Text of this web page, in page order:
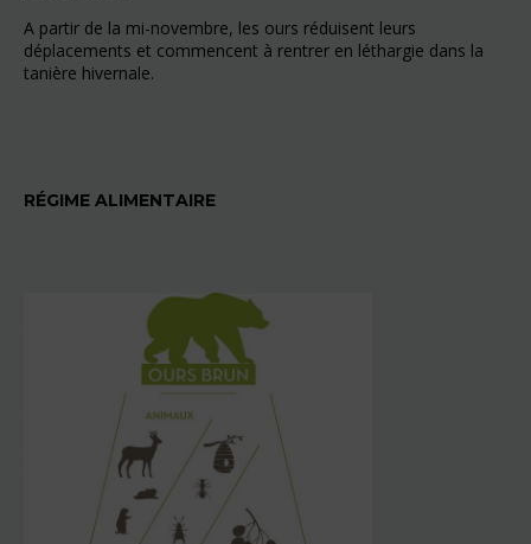
A partir de la mi-novembre, les ours réduisent leurs
déplacements et commencent à rentrer en léthargie dans la
tanière hivernale.
RÉGIME ALIMENTAIRE